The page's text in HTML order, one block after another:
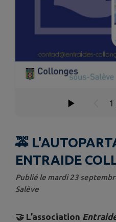
1
🚕
ENTRAIDE
Publié le mardi 23
Salève
🤝 L’association